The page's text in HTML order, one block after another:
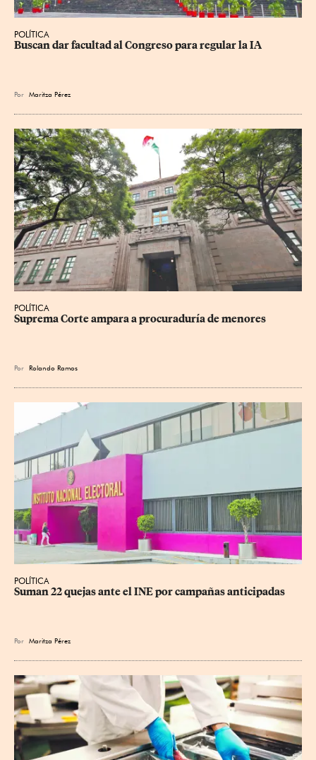
POLÍTICA
Buscan dar facultad al Congreso para regular la IA
Por Maritza Pérez
POLÍTICA
Suprema Corte ampara a procuraduría de menores
Por Rolando Ramos
POLÍTICA
Suman 22 quejas ante el INE por campañas anticipadas
Por Maritza Pérez